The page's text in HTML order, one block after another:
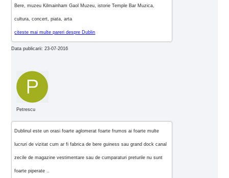
Bere, muzeu Kilmainham Gaol Muzeu, istorie Temple Bar Muzica,
cultura, concert, piata, arta
citeste mai multe pareri despre Dublin
Data publicarii: 23-07-2016
Petrescu
Dublinul este un orasi foarte aglomerat foarte frumos ai foarte multe
lucruri de vizitat cum ar fi fabrica de bere guiness sau grand dock canal
zecile de magazine vestimentare sau de cumparaturi preturile nu sunt
foarte piperate ..